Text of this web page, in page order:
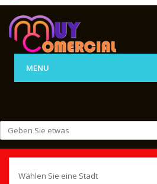
MENU
Wählen Sie eine Stadt